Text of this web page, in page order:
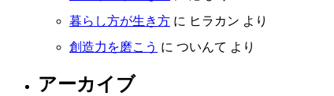
暮らし方が生き方 に ヒラカン より
創造力を磨こう に ついんて より
アーカイブ